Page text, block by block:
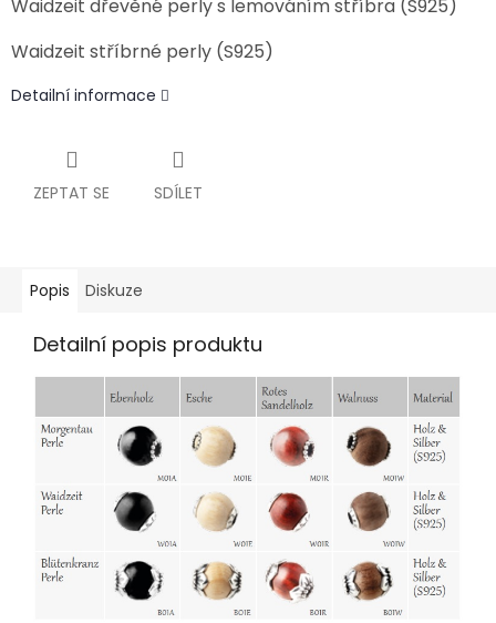
Waidzeit dřevěné perly s lemováním stříbra (S925)
Waidzeit stříbrné perly (S925)
Detailní informace
ZEPTAT SE SDÍLET
Popis Diskuze
Detailní popis produktu